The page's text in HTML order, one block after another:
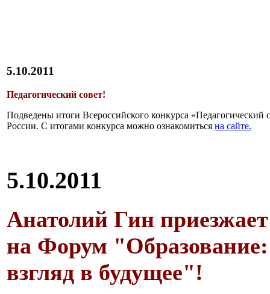
5.10.2011
Педагогический совет!
Подведены итоги Всероссийского конкурса
России. С итогами конкурса можно ознакомиться на сайте.
5.10.2011
Анатолий Гин приезжает
на Форум "Образование:
взгляд в будущее"!